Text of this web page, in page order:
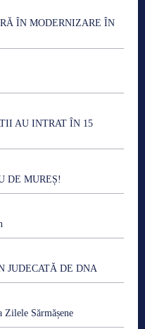
ÎN MODERNIZARE ÎN
AU INTRAT ÎN 15
DE MUREȘ!
JUDECATĂ DE DNA
Sărmășene